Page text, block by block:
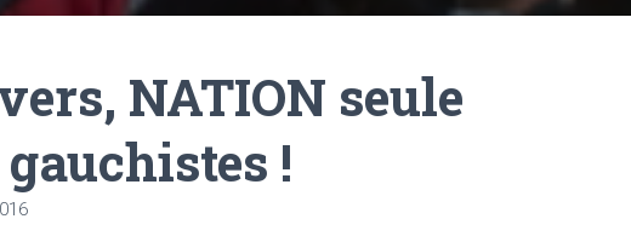
NATION seule
!